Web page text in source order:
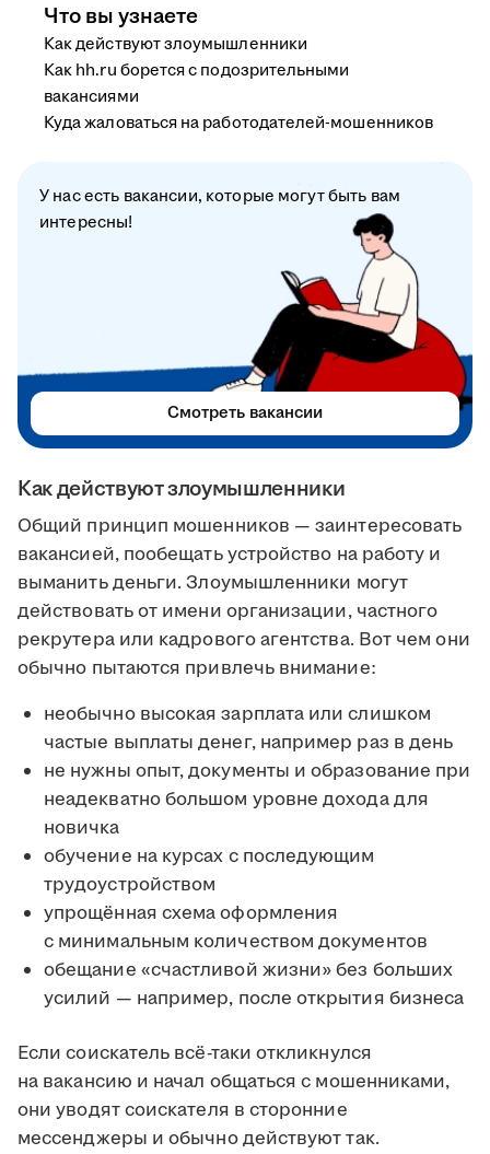
Как действуют злоумышленники
Общий принцип мошенников — заинтересовать
вакансией, пообещать устройство на работу и
выманить деньги. Злоумышленники могут
действовать от имени организации, частного
рекрутера или кадрового агентства. Вот чем они
обычно пытаются привлечь внимание:
необычно высокая зарплата или слишком
частые выплаты денег, например раз в день
не нужны опыт, документы и образование при
неадекватно большом уровне дохода для
новичка
обучение на курсах с последующим
трудоустройством
упрощённая схема оформления
с минимальным количеством документов
обещание «счастливой жизни» без больших
усилий — например, после открытия бизнеса
Если соискатель всё-таки откликнулся
на вакансию и начал общаться с мошенниками,
они уводят соискателя в сторонние
мессенджеры и обычно действуют так.
Что вы узнаете
Как действуют злоумышленники
Как hh.ru борется с подозрительными
вакансиями
Куда жаловаться на работодателей-мошенников
У нас есть вакансии, которые могут быть вам
интересны!
Смотреть вакансии